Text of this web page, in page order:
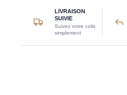
LIVRAISON
SUIVIE
Suivez votre colis
simplement